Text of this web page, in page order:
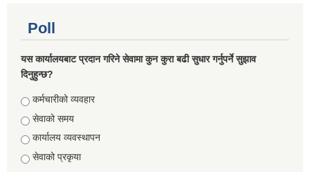
Poll
यस कार्यालयबाट प्रदान गरिने सेवामा कुन कुरा बढी सुधार गर्नुपर्ने सुझाव
दिनुहुन्छ?
Choices
कर्मचारीको व्यवहार
सेवाको समय
कार्यालय व्यवस्थापन
सेवाको प्रकृया